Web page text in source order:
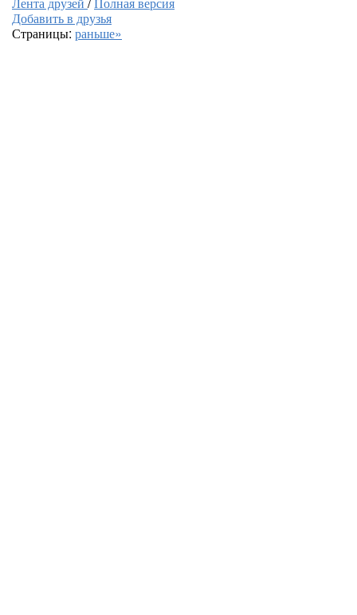
Добавить в друзья
Страницы: раньше»